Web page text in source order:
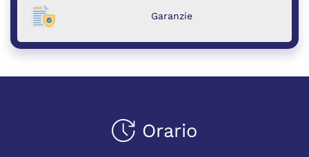
Garanzie
Orario